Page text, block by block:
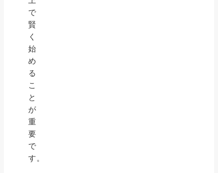
で
賢
く
始
め
る
こ
と
が
重
要
で
す。